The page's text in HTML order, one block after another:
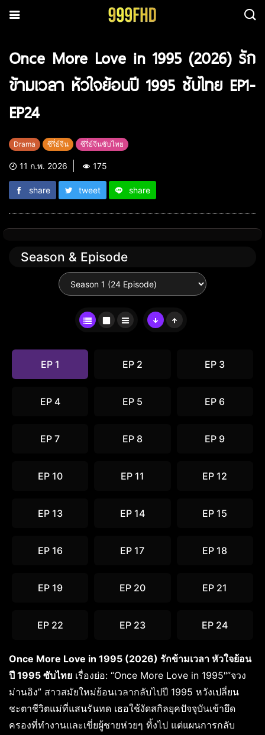
Once More Love in 1995 (2026) รัก
ข้ามเวลา หัวใจย้อนปี 1995 ซับไทย EP1-
EP24
Drama ซีรี่ย์จีน ซีรี่ย์จีนซับไทย
11 ก.พ. 2026 175
share tweet share
Season & Episode
EP 1 EP 2 EP 3
EP 4 EP 5 EP 6
EP 7 EP 8 EP 9
EP 10 EP 11 EP 12
EP 13 EP 14 EP 15
EP 16 EP 17 EP 18
EP 19 EP 20 EP 21
EP 22 EP 23 EP 24
Once More Love in 1995 (2026) รักข้ามเวลา หัวใจย้อน
ปี 1995 ซับไทย เรื่องย่อ: “Once More Love in 1995″”จวง
ม่านอิง” สาวสมัยใหม่ย้อนเวลากลับไปปี 1995 หวังเปลี่ยน
ชะตาชีวิตแม่ที่แสนรันทด เธอใช้งัดสกิลยุคปัจจุบันเข้ายึด
ครองที่ทำงานและเขี่ยผู้ชายห่วยๆ ทิ้งไป แต่แผนการกลับ